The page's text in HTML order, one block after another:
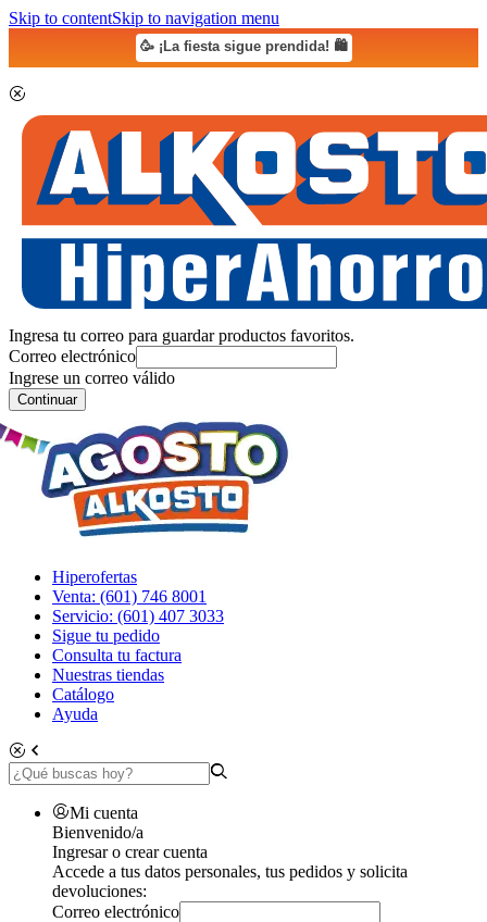
Skip to contentSkip to navigation menu
🥳 ¡La fiesta sigue prendida! 🛍️
Ingresa tu correo para guardar productos favoritos.
Correo electrónico
Ingrese un correo válido
Continuar
Hiperofertas
Venta: (601) 746 8001
Servicio: (601) 407 3033
Sigue tu pedido
Consulta tu factura
Nuestras tiendas
Catálogo
Ayuda
Mi cuenta
Bienvenido/a
Ingresar o crear cuenta
Accede a tus datos personales, tus pedidos y solicita
devoluciones:
Correo electrónico